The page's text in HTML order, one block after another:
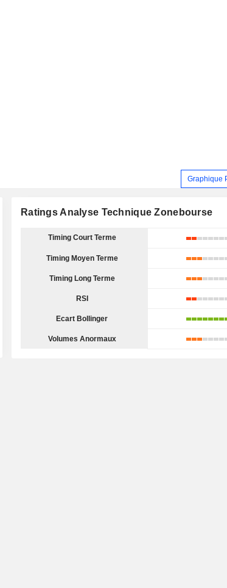
Graphique
Ratings Analyse Technique Zonebourse
Timing Court Terme
Timing Moyen Terme
Timing Long Terme
RSI
Ecart Bollinger
Volumes Anormaux